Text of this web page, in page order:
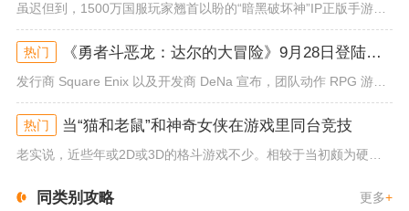
虽迟但到，1500万国服玩家翘首以盼的“暗黑破坏神”IP正版手游《暗黑破坏神：不朽》已于今日全平台上线！动作RPG王者再...
热门 《勇者斗恶龙：达尔的大冒险》9月28日登陆苹果谷歌应用商店
发行商 Square Enix 以及开发商 DeNa 宣布，团队动作 RPG 游戏《勇者斗恶龙：达尔的大冒险 魂之绊》将...
热门 当“猫和老鼠”和神奇女侠在游戏里同台竞技
同类别攻略 更多+